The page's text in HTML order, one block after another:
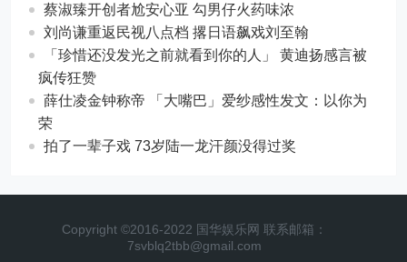
蔡淑臻开创者尬安心亚 勾男仔火药味浓
刘尚谦重返民视八点档 撂日语飙戏刘至翰
「珍惜还没发光之前就看到你的人」 黄迪扬感言被
疯传狂赞
薛仕凌金钟称帝 「大嘴巴」爱纱感性发文：以你为
荣
拍了一辈子戏 73岁陆一龙汗颜没得过奖
Copyright ©2016-2022 国华娱乐网 联系邮箱：
7svblq2tbb@gmail.com